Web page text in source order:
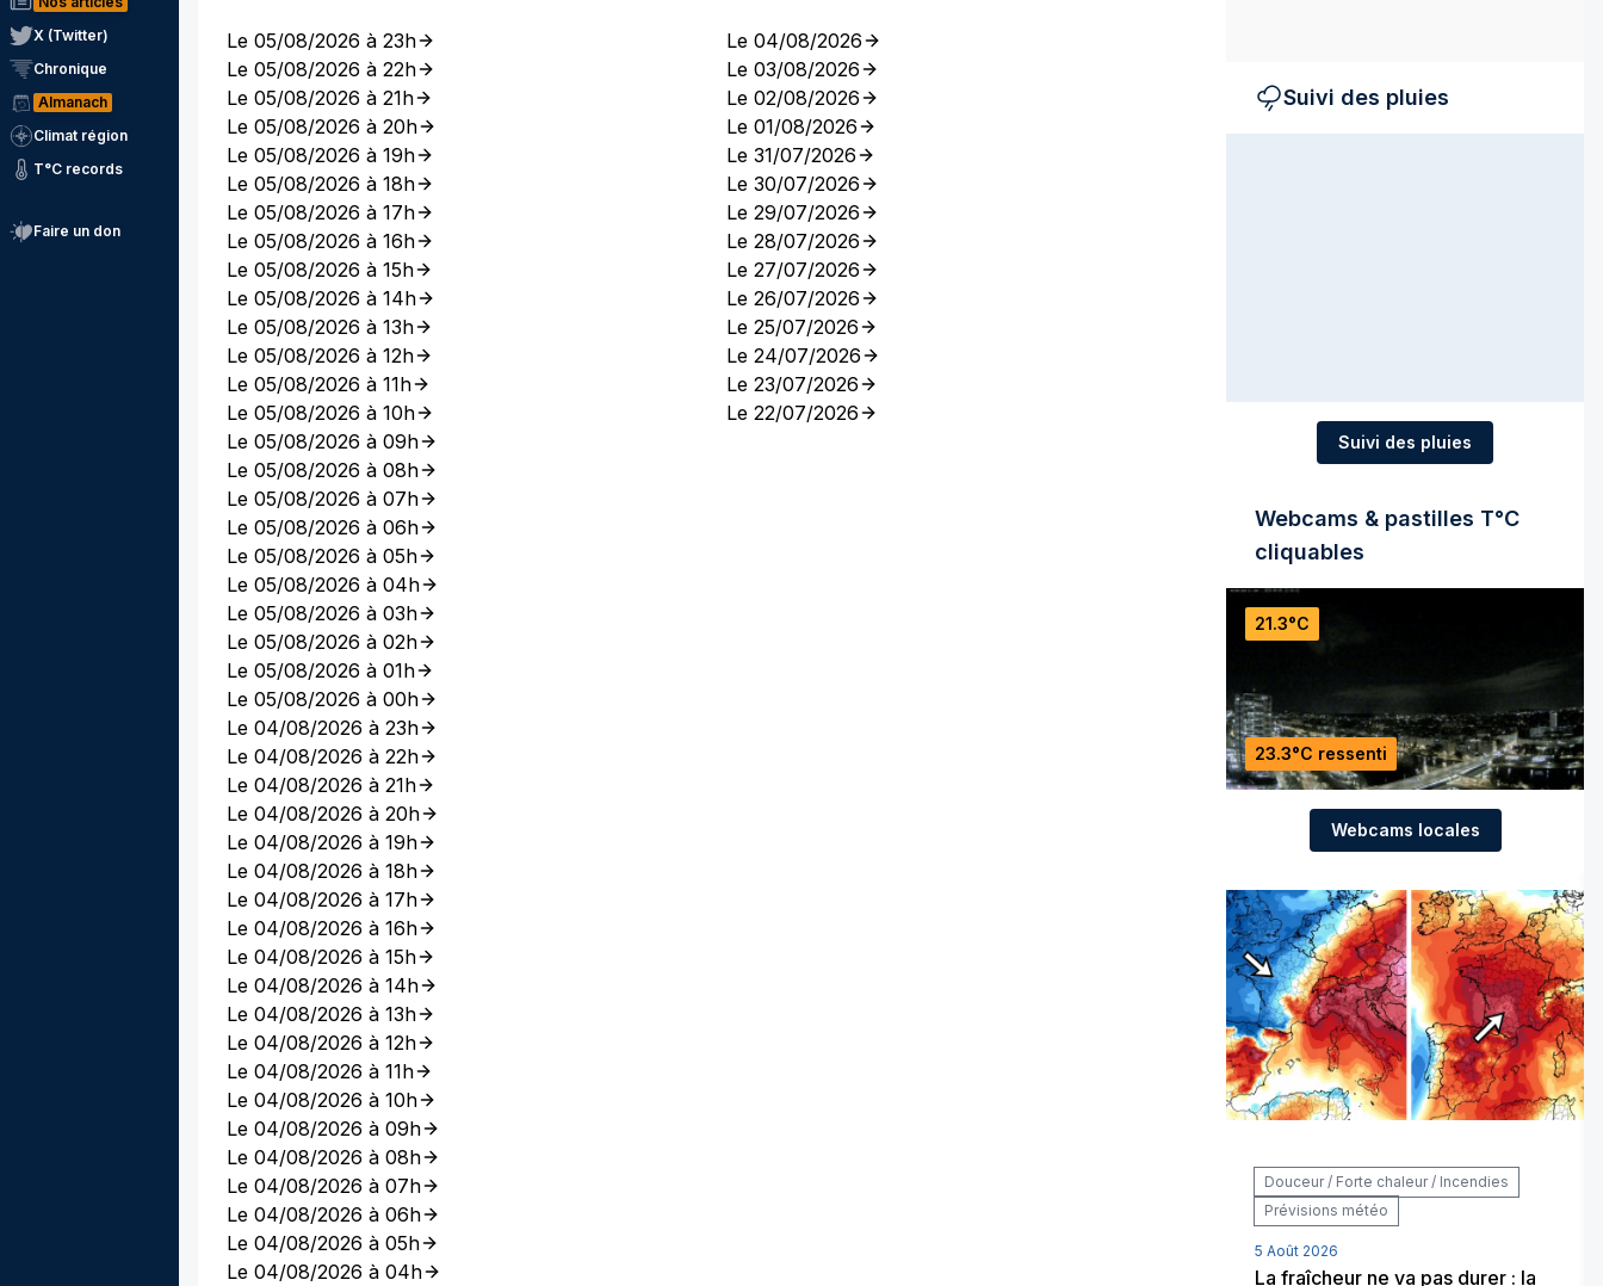
X (Twitter)
Chronique
Almanach
Climat région
T°C records
Faire un don
Le 05/08/2026 à 23h
Le 05/08/2026 à 22h
Le 05/08/2026 à 21h
Le 05/08/2026 à 20h
Le 05/08/2026 à 19h
Le 05/08/2026 à 18h
Le 05/08/2026 à 17h
Le 05/08/2026 à 16h
Le 05/08/2026 à 15h
Le 05/08/2026 à 14h
Le 05/08/2026 à 13h
Le 05/08/2026 à 12h
Le 05/08/2026 à 11h
Le 05/08/2026 à 10h
Le 05/08/2026 à 09h
Le 05/08/2026 à 08h
Le 05/08/2026 à 07h
Le 05/08/2026 à 06h
Le 05/08/2026 à 05h
Le 05/08/2026 à 04h
Le 05/08/2026 à 03h
Le 05/08/2026 à 02h
Le 05/08/2026 à 01h
Le 05/08/2026 à 00h
Le 04/08/2026 à 23h
Le 04/08/2026 à 22h
Le 04/08/2026 à 21h
Le 04/08/2026 à 20h
Le 04/08/2026 à 19h
Le 04/08/2026 à 18h
Le 04/08/2026 à 17h
Le 04/08/2026 à 16h
Le 04/08/2026 à 15h
Le 04/08/2026 à 14h
Le 04/08/2026 à 13h
Le 04/08/2026 à 12h
Le 04/08/2026 à 11h
Le 04/08/2026 à 10h
Le 04/08/2026 à 09h
Le 04/08/2026 à 08h
Le 04/08/2026 à 07h
Le 04/08/2026 à 06h
Le 04/08/2026 à 05h
Le 04/08/2026 à 04h
Le 04/08/2026
Le 03/08/2026
Le 02/08/2026
Le 01/08/2026
Le 31/07/2026
Le 30/07/2026
Le 29/07/2026
Le 28/07/2026
Le 27/07/2026
Le 26/07/2026
Le 25/07/2026
Le 24/07/2026
Le 23/07/2026
Le 22/07/2026
Suivi des pluies
Suivi des pluies
Webcams & pastilles T°C
cliquables
21.3°C
23.3°C ressenti
Webcams locales
Douceur / Forte chaleur / Incendies
Prévisions météo
5 Août 2026
La fraîcheur ne va pas durer : la